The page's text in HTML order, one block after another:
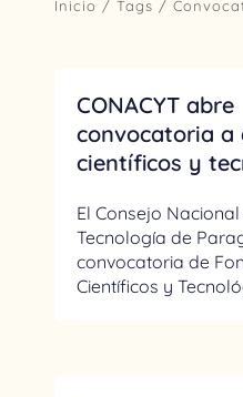
Inicio / Tags /
CONACYT abre
convocatoria a
científicos y
El Consejo
Tecnología de
convocatoria de
Científicos y